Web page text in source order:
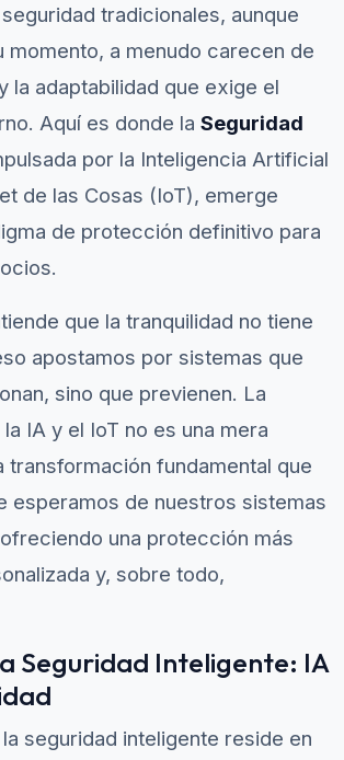
tradicionales, aunque
momento, a menudo carecen de
la adaptabilidad que exige el
Aquí es donde la Seguridad
por la Inteligencia Artificial
de las Cosas (IoT), emerge
de protección definitivo para
que la tranquilidad no tiene
apostamos por sistemas que
sino que previenen. La
IA y el IoT no es una mera
transformación fundamental que
esperamos de nuestros sistemas
una protección más
y, sobre todo,
Seguridad Inteligente: IA
seguridad inteligente reside en